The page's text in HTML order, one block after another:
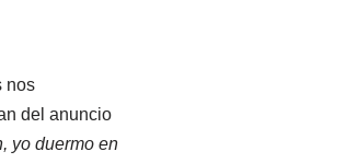
nos
del anuncio
yo duermo en